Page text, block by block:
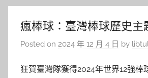
瘋棒球：臺灣棒球歷史主
Posted on 2024 年 12 月 4 日 by
狂賀臺灣隊獲得2024年世界12強棒